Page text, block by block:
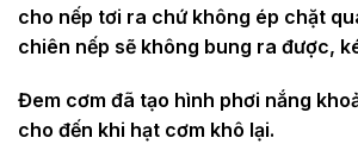
cho nếp tơi ra chứ không ép chặt
chiên nếp sẽ không bung ra được,
Đem cơm đã tạo hình phơi nắng
cho đến khi hạt cơm khô lại.